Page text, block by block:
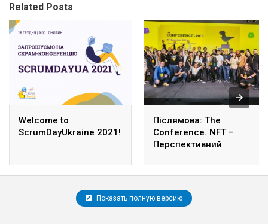
Related Posts
Welcome to
ScrumDayUkraine 2021!
Післямова: The
Conference. NFT –
Перспективний
світі цифрових
Показать полную версию